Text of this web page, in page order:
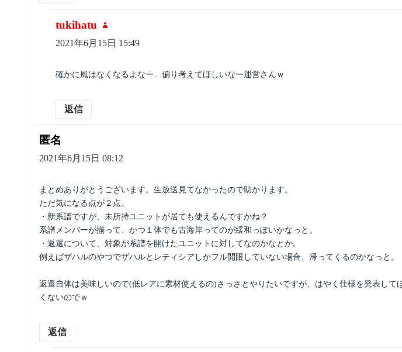
tukihatu
よ
り:
2021年6月15日 15:49
確かに風はなくなるよなー…偏り考えてほしいなー運営さんｗ
返信
匿名
り:
2021年6月15日 08:12
まとめありがとうございます。生放送見てなかったので助かります。
ただ気になる点が２点。
・新系譜ですが、未所持ユニットが居ても使えるんですかね？
系譜メンバーが揃って、かつ１体でも古海岸ってのが緩和っぽいかなっと。
・返還について、対象が系譜を開けたユニットに対してなのかなとか。
例えばザハルのやつでザハルとレティシアしかフル開眼していない場合、帰ってくるのかなっと。
返還自体は美味しいので(低レアに素材使えるの)さっさとやりたいですが、はやく仕様を発表して
くないのでｗ
返信